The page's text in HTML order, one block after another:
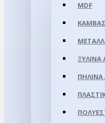
MDF
ΞΎΛΙΝΑ
ΠΉΛΙΝΑ